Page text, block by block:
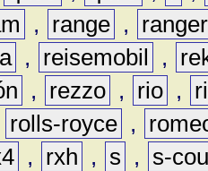
, range ,
ranger
, reisemobil ,
, rezzo , rio ,
rolls-royce ,
, rxh , s ,
s-